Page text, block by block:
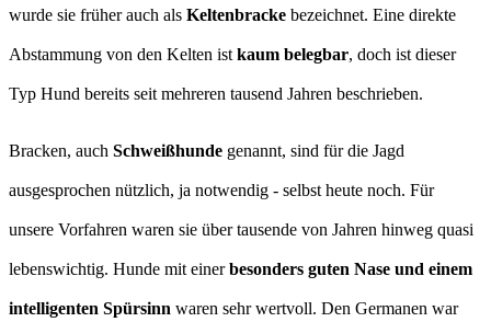
wurde sie früher auch als Keltenbracke bezeichnet. Eine direkte
Abstammung von den Kelten ist kaum belegbar, doch ist dieser
Typ Hund bereits seit mehreren tausend Jahren beschrieben.
Bracken, auch Schweißhunde genannt, sind für die Jagd
ausgesprochen nützlich, ja notwendig - selbst heute noch. Für
unsere Vorfahren waren sie über tausende von Jahren hinweg quasi
lebenswichtig. Hunde mit einerbesonders guten Nase und einem
intelligenten Spürsinn waren sehr wertvoll. Den Germanen war